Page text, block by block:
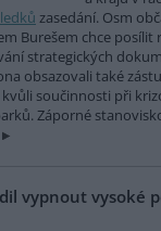
zasedání. Osm
Burešem chce posílit
strategických
obsazovali také
součinnosti při
Záporné
vypnout vysoké